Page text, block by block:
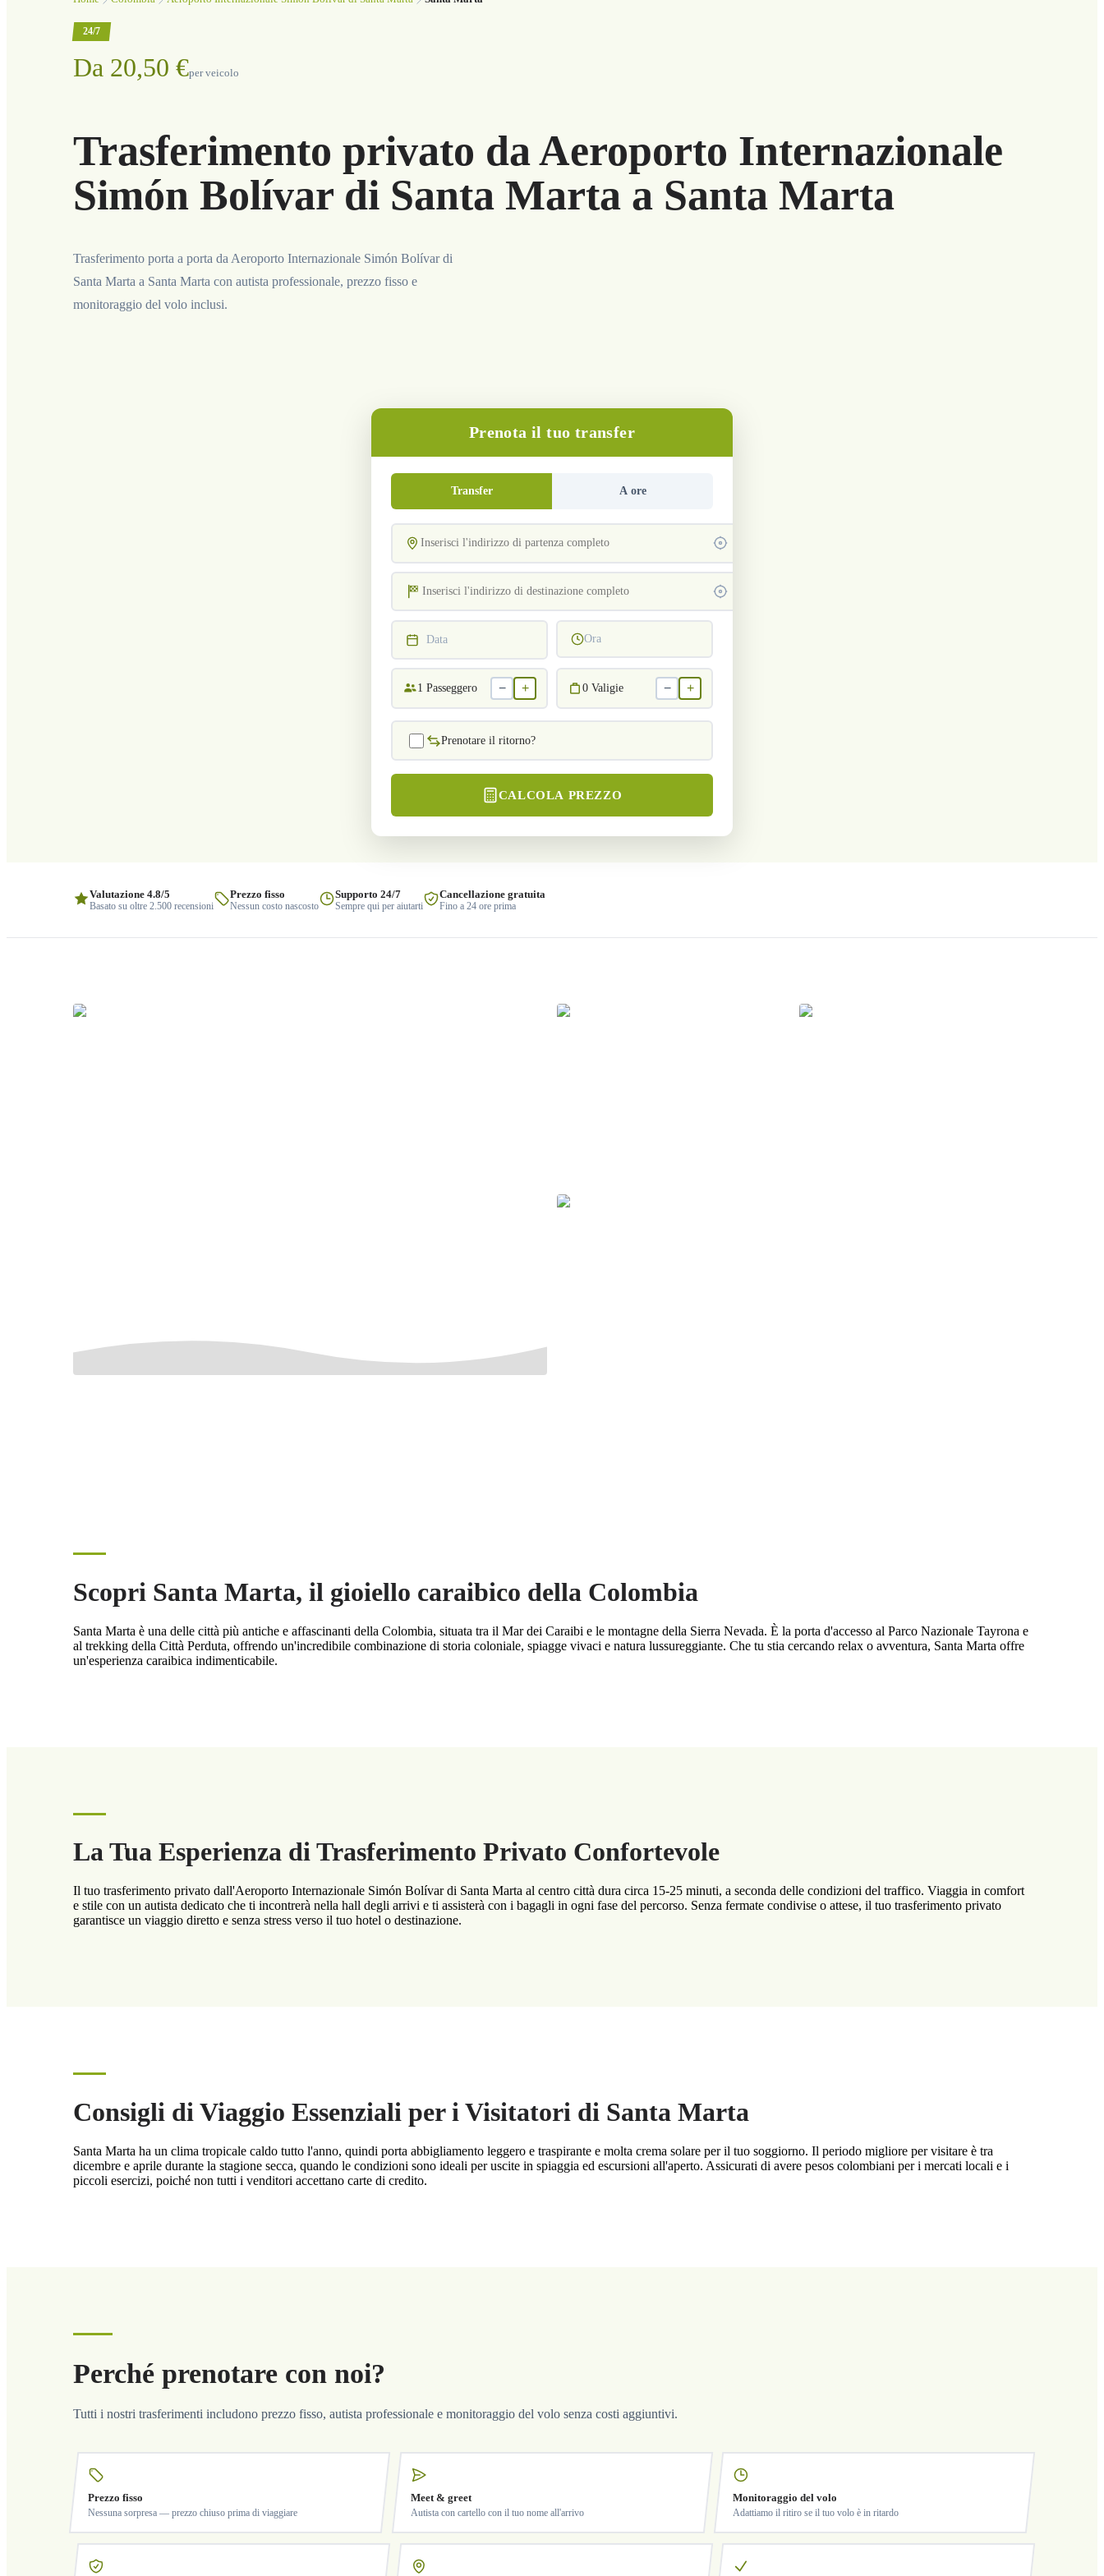
24/7
Da 20,50 €per veicolo
Trasferimento privato da Aeroporto Internazionale
Simón Bolívar di Santa Marta a Santa Marta
Trasferimento porta a porta da Aeroporto Internazionale Simón Bolívar di
Santa Marta a Santa Marta con autista professionale, prezzo fisso e
monitoraggio del volo inclusi.
Prenota il tuo transfer
Transfer A ore
Data Ora
1 Passeggero − + 0 Valigie − +
Prenotare il ritorno?
CALCOLA PREZZO
Valutazione 4.8/5
Basato su oltre 2.500 recensioni
Prezzo fisso
Nessun costo nascosto
Supporto 24/7
Sempre qui per aiutarti
Cancellazione gratuita
Fino a 24 ore prima
Scopri Santa Marta, il gioiello caraibico della Colombia
Santa Marta è una delle città più antiche e affascinanti della Colombia, situata tra il Mar dei Caraibi e le montagne della Sierra Nevada. È la porta d'accesso al Parco Nazionale Tayrona e
al trekking della Città Perduta, offrendo un'incredibile combinazione di storia coloniale, spiagge vivaci e natura lussureggiante. Che tu stia cercando relax o avventura, Santa Marta offre
un'esperienza caraibica indimenticabile.
La Tua Esperienza di Trasferimento Privato Confortevole
Il tuo trasferimento privato dall'Aeroporto Internazionale Simón Bolívar di Santa Marta al centro città dura circa 15-25 minuti, a seconda delle condizioni del traffico. Viaggia in comfort
e stile con un autista dedicato che ti incontrerà nella hall degli arrivi e ti assisterà con i bagagli in ogni fase del percorso. Senza fermate condivise o attese, il tuo trasferimento privato
garantisce un viaggio diretto e senza stress verso il tuo hotel o destinazione.
Consigli di Viaggio Essenziali per i Visitatori di Santa Marta
Santa Marta ha un clima tropicale caldo tutto l'anno, quindi porta abbigliamento leggero e traspirante e molta crema solare per il tuo soggiorno. Il periodo migliore per visitare è tra
dicembre e aprile durante la stagione secca, quando le condizioni sono ideali per uscite in spiaggia ed escursioni all'aperto. Assicurati di avere pesos colombiani per i mercati locali e i
piccoli esercizi, poiché non tutti i venditori accettano carte di credito.
Perché prenotare con noi?
Tutti i nostri trasferimenti includono prezzo fisso, autista professionale e monitoraggio del volo senza costi aggiuntivi.
Prezzo fisso
Nessuna sorpresa — prezzo chiuso prima di viaggiare
Meet & greet
Autista con cartello con il tuo nome all'arrivo
Monitoraggio del volo
Adattiamo il ritiro se il tuo volo è in ritardo